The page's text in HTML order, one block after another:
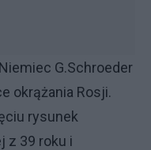
G.Schroeder
okrążania Rosji.
rysunek
z 39 roku i